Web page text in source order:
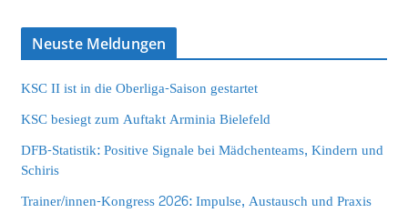
Neuste Meldungen
KSC II ist in die Oberliga-Saison gestartet
KSC besiegt zum Auftakt Arminia Bielefeld
DFB-Statistik: Positive Signale bei Mädchenteams, Kindern und
Schiris
Trainer/innen-Kongress 2026: Impulse, Austausch und Praxis